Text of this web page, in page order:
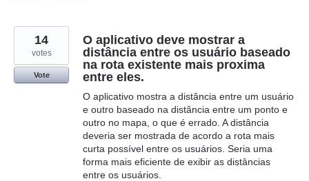
O aplicativo deve mostrar a
distância entre os usuário baseado
na rota existente mais proxima
entre eles.
O aplicativo mostra a distância entre um usuário
e outro baseado na distância entre um ponto e
outro no mapa, o que é errado. A distância
deveria ser mostrada de acordo a rota mais
curta possível entre os usuários. Seria uma
forma mais eficiente de exibir as distâncias
entre os usuários.
14
votes
Vote